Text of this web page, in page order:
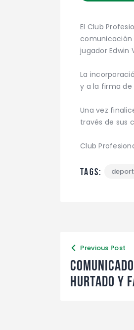
El Club
comunicación
jugador Edwin
La
y a la firma
Una vez
través de sus
Club
Tags:
Previous Post
Hurtado y